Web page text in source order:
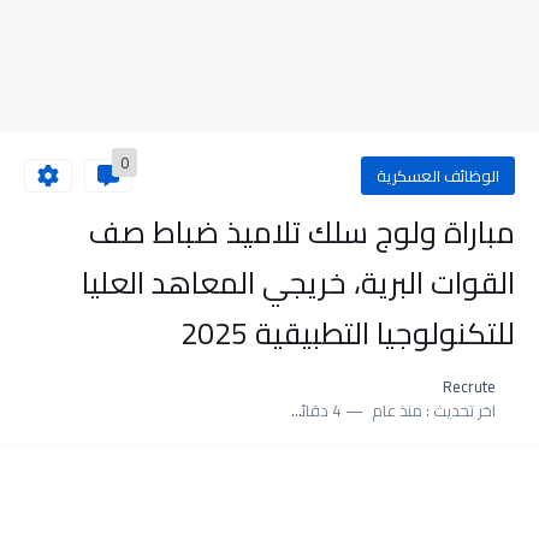
الوظائف العسكرية 0
مباراة ولوج سلك تلاميذ ضباط صف
القوات البرية، خريجي المعاهد العليا
للتكنولوجيا التطبيقية 2025
Recrute
اخر تحديث : منذ عام 4 دقائق للقراءة